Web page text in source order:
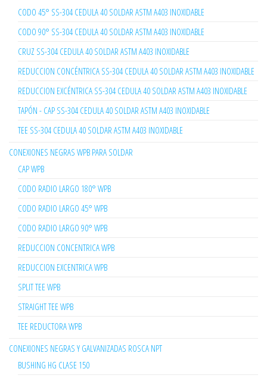
CODO 45° SS-304 CEDULA 40 SOLDAR ASTM A403 INOXIDABLE
CODO 90° SS-304 CEDULA 40 SOLDAR ASTM A403 INOXIDABLE
CRUZ SS-304 CEDULA 40 SOLDAR ASTM A403 INOXIDABLE
REDUCCION CONCÉNTRICA SS-304 CEDULA 40 SOLDAR ASTM A403 INOXIDABLE
REDUCCION EXCÉNTRICA SS-304 CEDULA 40 SOLDAR ASTM A403 INOXIDABLE
TAPÓN - CAP SS-304 CEDULA 40 SOLDAR ASTM A403 INOXIDABLE
TEE SS-304 CEDULA 40 SOLDAR ASTM A403 INOXIDABLE
CONEXIONES NEGRAS WPB PARA SOLDAR
CAP WPB
CODO RADIO LARGO 180° WPB
CODO RADIO LARGO 45° WPB
CODO RADIO LARGO 90° WPB
REDUCCION CONCENTRICA WPB
REDUCCION EXCENTRICA WPB
SPLIT TEE WPB
STRAIGHT TEE WPB
TEE REDUCTORA WPB
CONEXIONES NEGRAS Y GALVANIZADAS ROSCA NPT
BUSHING HG CLASE 150